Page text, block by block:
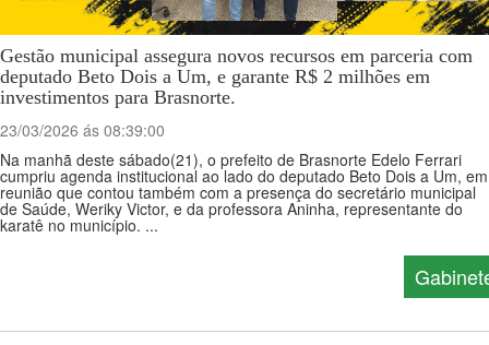
Gestão municipal assegura novos recursos em parceria com
deputado Beto Dois a Um, e garante R$ 2 milhões em
investimentos para Brasnorte.
23/03/2026 ás 08:39:00
Na manhã deste sábado(21), o prefeito de Brasnorte Edelo Ferrari
cumpriu agenda institucional ao lado do deputado Beto Dois a Um, em
reunião que contou também com a presença do secretário municipal
de Saúde, Weriky Victor, e da professora Aninha, representante do
karatê no município. ...